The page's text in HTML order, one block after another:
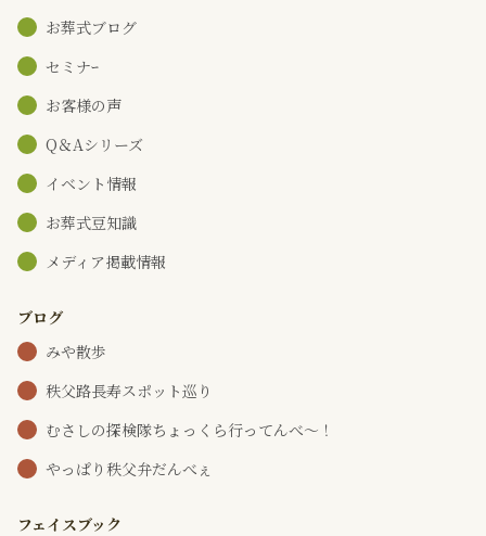
お葬式ブログ
セミナｰ
お客様の声
Q＆Aシリーズ
イベント情報
お葬式豆知識
メディア掲載情報
ブログ
みや散歩
秩父路長寿スポット巡り
むさしの探検隊ちょっくら行ってんべ～！
やっぱり秩父弁だんべぇ
フェイスブック